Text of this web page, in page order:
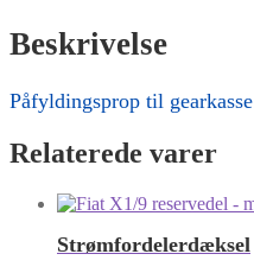
Beskrivelse
Påfyldingsprop til gearkasse
Relaterede varer
Strømfordelerdæksel